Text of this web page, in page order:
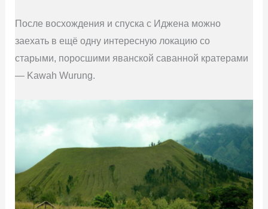
После восхождения и спуска с Иджена можно
заехать в ещё одну интересную локацию со
старыми, поросшими яванской саванной кратерами
— Kawah Wurung.